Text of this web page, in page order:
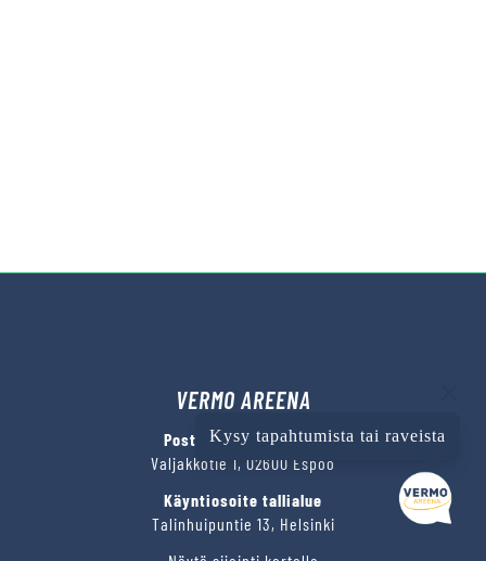
Kysy tapahtumista tai raveista
VERMO AREENA
Posti- ja käyntiosoite
Valjakkotie 1, 02600 Espoo
Käyntiosoite tallialue
Talinhuipuntie 13, Helsinki